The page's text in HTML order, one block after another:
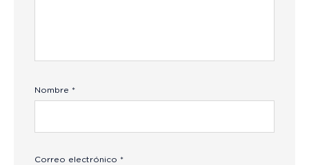
Nombre *
Correo electrónico *